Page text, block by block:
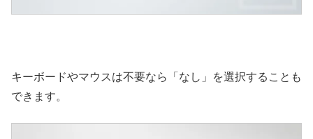
キーボードやマウスは不要なら「なし」を選択することも
できます。